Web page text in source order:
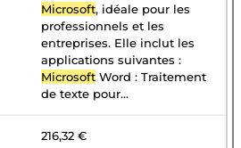
Microsoft, idéale pour les
professionnels et les
entreprises. Elle inclut les
applications suivantes :
Microsoft Word : Traitement
de texte pour...
216,32 €